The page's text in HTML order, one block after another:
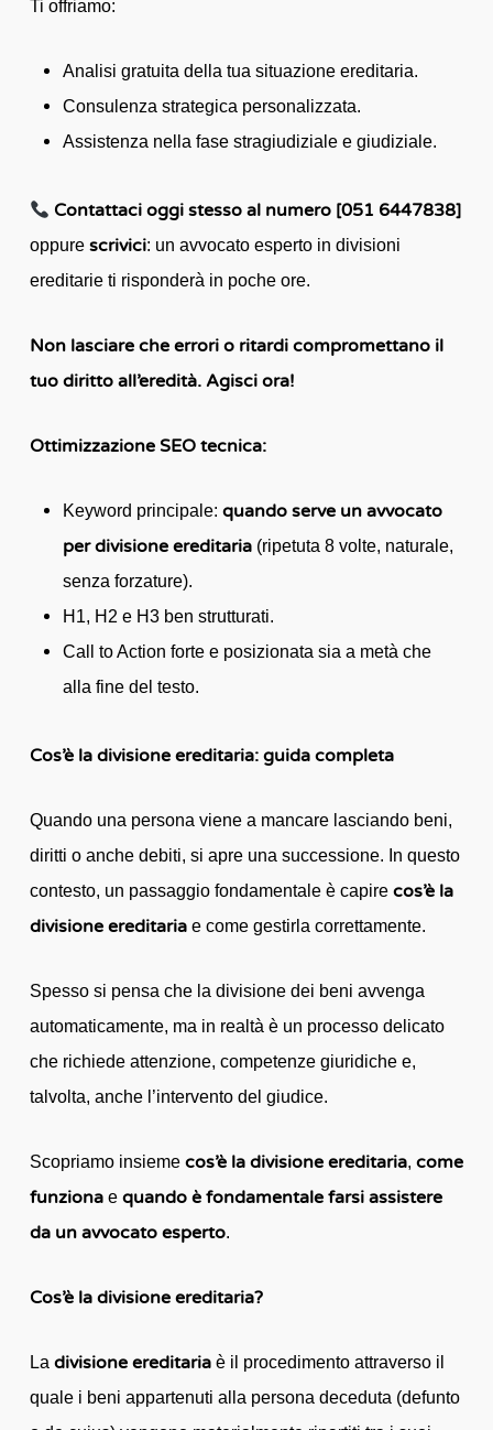
Ti offriamo:
Analisi gratuita della tua situazione ereditaria.
Consulenza strategica personalizzata.
Assistenza nella fase stragiudiziale e giudiziale.
Contattaci oggi stesso al numero [051 6447838]
oppure scrivici: un avvocato esperto in divisioni
ereditarie ti risponderà in poche ore.
Non lasciare che errori o ritardi compromettano il
tuo diritto all’eredità. Agisci ora!
Ottimizzazione SEO tecnica:
Keyword principale: quando serve un avvocato
per divisione ereditaria(ripetuta 8 volte, naturale,
senza forzature).
H1, H2 e H3 ben strutturati.
Call to Action forte e posizionata sia a metà che
alla fine del testo.
Cos’è la divisione ereditaria: guida completa
Quando una persona viene a mancare lasciando beni,
diritti o anche debiti, si apre una successione. In questo
contesto, un passaggio fondamentale è capire cos’è la
divisione ereditariae come gestirla correttamente.
Spesso si pensa che la divisione dei beni avvenga
automaticamente, ma in realtà è un processo delicato
che richiede attenzione, competenze giuridiche e,
talvolta, anche l’intervento del giudice.
Scopriamo insieme cos’è la divisione ereditaria, come
funzionae quando è fondamentale farsi assistere
da un avvocato esperto.
Cos’è la divisione ereditaria?
La divisione ereditariaè il procedimento attraverso il
quale i beni appartenuti alla persona deceduta (defunto